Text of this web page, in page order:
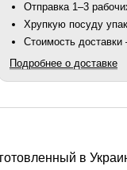
Отправка 1–3
Хрупкую посуду
Стоимость доставки
Подробнее о доставке
в